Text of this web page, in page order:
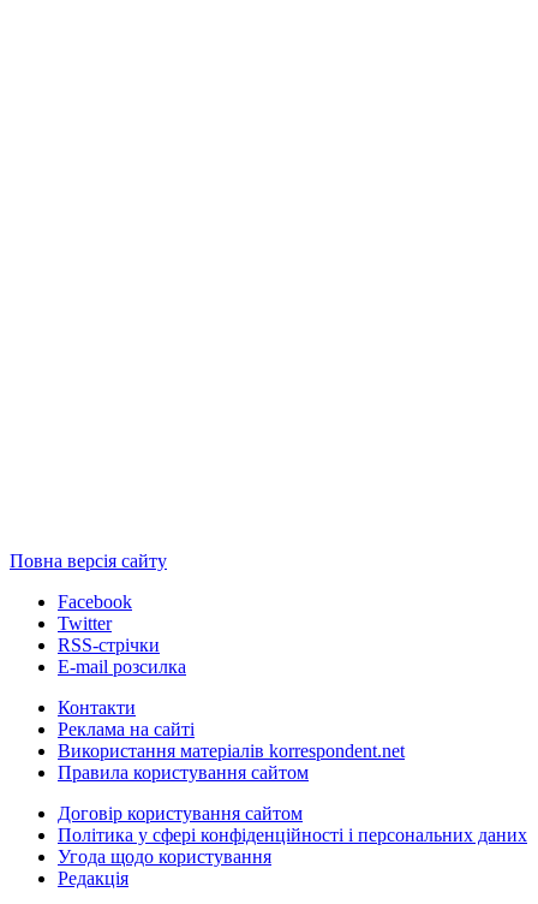
Повна версія сайту
Facebook
Twitter
RSS-стрічки
E-mail розсилка
Контакти
Реклама на сайті
Використання матеріалів korrespondent.net
Правила користування сайтом
Договір користування сайтом
Політика у сфері конфіденційності і персональних даних
Угода щодо користування
Редакція